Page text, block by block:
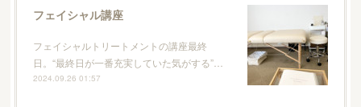
フェイシャル講座
フェイシャルトリートメントの講座最終
日。“最終日が一番充実していた気がする”…
2024.09.26 01:57